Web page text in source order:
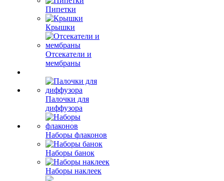
Пипетки
Крышки
Отсекатели и
мембраны
Палочки для
диффузора
Наборы флаконов
Наборы банок
Наборы наклеек